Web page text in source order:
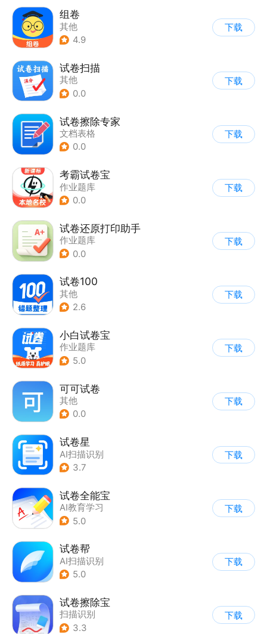
组卷
其他
4.9
下载
试卷扫描
其他
0.0
下载
试卷擦除专家
文档表格
0.0
下载
考霸试卷宝
作业题库
0.0
下载
试卷还原打印助手
作业题库
0.0
下载
试卷100
其他
2.6
下载
小白试卷宝
作业题库
5.0
下载
可可试卷
其他
0.0
下载
试卷星
AI扫描识别
3.7
下载
试卷全能宝
AI教育学习
5.0
下载
试卷帮
AI扫描识别
5.0
下载
试卷擦除宝
扫描识别
3.3
下载